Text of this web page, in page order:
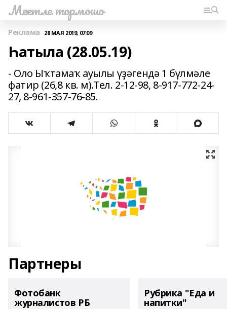
Мәсетле тормошо
Реклама 28 МАЯ 2019, 07:09
Һатыла (28.05.19)
- Оло Ыҡтамаҡ ауылы үҙәгендә 1 бүлмәле
фатир (26,8 кв. м).Тел. 2-12-98, 8-917-772-24-
27, 8-961-357-76-85.
Партнеры
Фотобанк
журналистов РБ
Рубрика "Еда и
напитки"